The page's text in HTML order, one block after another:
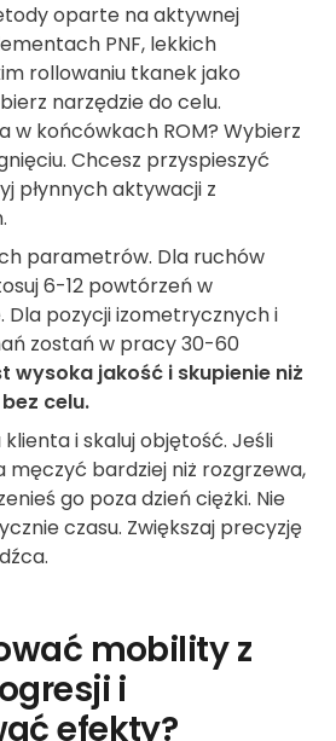
oparte na aktywnej
PNF, lekkich
rollowaniu tkanek jako
narzędzie do celu.
w końcówkach ROM? Wybierz
Chcesz przyspieszyć
płynnych aktywacji z
parametrów. Dla ruchów
6-12 powtórzeń w
pozycji izometrycznych i
zostań w pracy 30-60
wysoka jakość i skupienie niż
celu.
i skaluj objętość. Jeśli
męczyć bardziej niż rozgrzewa,
go poza dzień ciężki. Nie
czasu. Zwiększaj precyzję
mobility z
i
efekty?